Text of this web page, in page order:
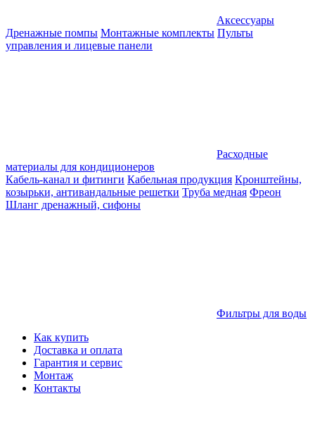
Аксессуары
Дренажные помпы Монтажные комплекты Пульты
управления и лицевые панели
Расходные
материалы для кондиционеров
Кабель-канал и фитинги Кабельная продукция Кронштейны,
козырьки, антивандальные решетки Труба медная Фреон
Шланг дренажный, сифоны
Фильтры для воды
Как купить
Доставка и оплата
Гарантия и сервис
Монтаж
Контакты